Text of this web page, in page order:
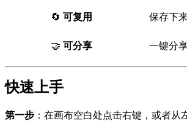
🔄 可复用 保存下
🤝 可分享 一键分
快速上手
第一步 ：在画布空白处点击右键，或者从